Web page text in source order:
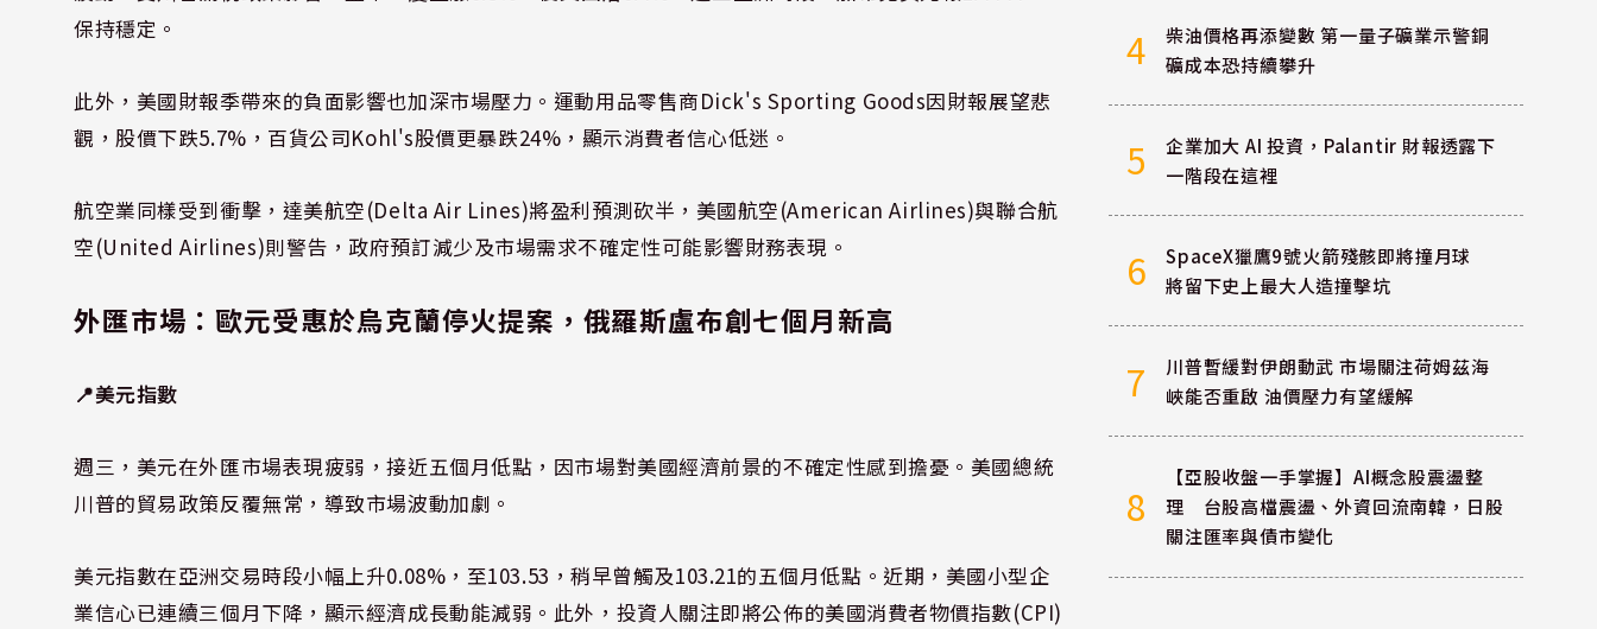
保持穩定。
此外，美國財報季帶來的負面影響也加深市場壓力。運動用品零售商Dick's Sporting Goods因財報展望悲
觀，股價下跌5.7%，百貨公司Kohl's股價更暴跌24%，顯示消費者信心低迷。
航空業同樣受到衝擊，達美航空(Delta Air Lines)將盈利預測砍半，美國航空(American Airlines)與聯合航
空(United Airlines)則警告，政府預訂減少及市場需求不確定性可能影響財務表現。
外匯市場：歐元受惠於烏克蘭停火提案，俄羅斯盧布創七個月新高
📍美元指數
週三，美元在外匯市場表現疲弱，接近五個月低點，因市場對美國經濟前景的不確定性感到擔憂。美國總統
川普的貿易政策反覆無常，導致市場波動加劇。
美元指數在亞洲交易時段小幅上升0.08%，至103.53，稍早曾觸及103.21的五個月低點。近期，美國小型企
業信心已連續三個月下降，顯示經濟成長動能減弱。此外，投資人關注即將公佈的美國消費者物價指數(CPI)
4
柴油價格再添變數 第一量子礦業示警銅
礦成本恐持續攀升
5
企業加大 AI 投資，Palantir 財報透露下
一階段在這裡
6
SpaceX獵鷹9號火箭殘骸即將撞月球
將留下史上最大人造撞擊坑
7
川普暫緩對伊朗動武 市場關注荷姆茲海
峽能否重啟 油價壓力有望緩解
8
【亞股收盤一手掌握】AI概念股震盪整
理 台股高檔震盪、外資回流南韓，日股
關注匯率與債市變化